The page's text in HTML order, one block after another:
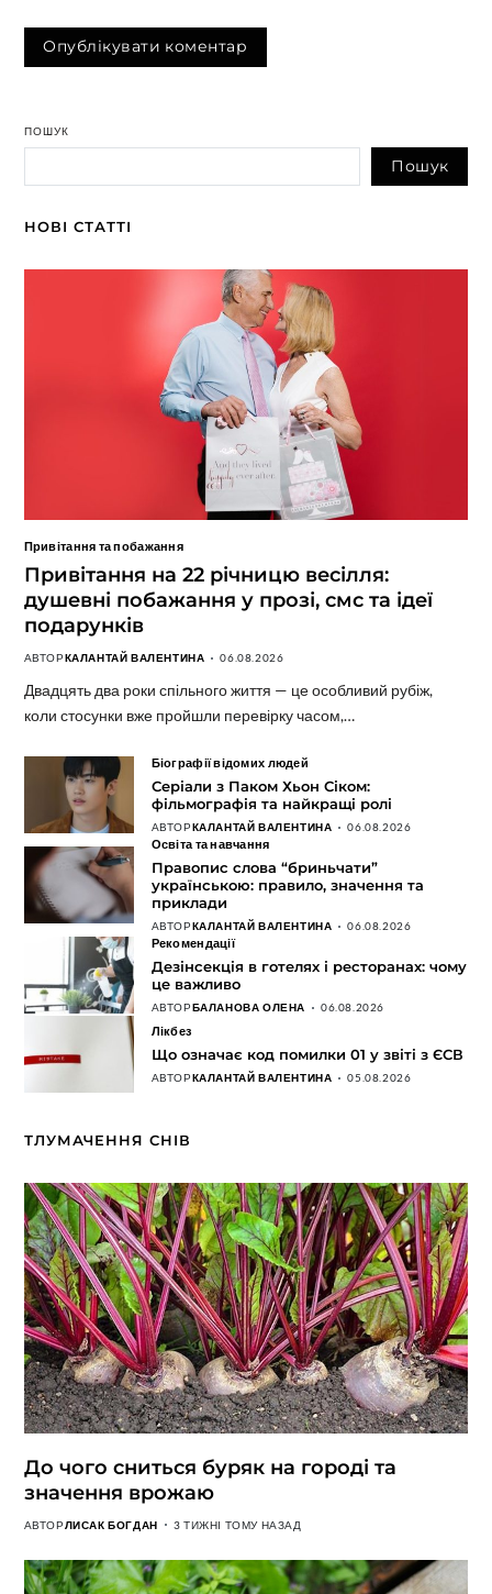
ПОШУК
Пошук
НОВІ СТАТТІ
Привітання та побажання
Привітання на 22 річницю весілля:
душевні побажання у прозі, смс та ідеї
подарунків
АВТОРКАЛАНТАЙ ВАЛЕНТИНА 06.08.2026
Двадцять два роки спільного життя — це особливий рубіж,
коли стосунки вже пройшли перевірку часом,…
Біографії відомих людей
Серіали з Паком Хьон Сіком:
фільмографія та найкращі ролі
АВТОРКАЛАНТАЙ ВАЛЕНТИНА 06.08.2026
Освіта та навчання
Правопис слова “бриньчати”
українською: правило, значення та
приклади
АВТОРКАЛАНТАЙ ВАЛЕНТИНА 06.08.2026
Рекомендації
Дезінсекція в готелях і ресторанах: чому
це важливо
АВТОРБАЛАНОВА ОЛЕНА 06.08.2026
Лікбез
Що означає код помилки 01 у звіті з ЄСВ
АВТОРКАЛАНТАЙ ВАЛЕНТИНА 05.08.2026
ТЛУМАЧЕННЯ СНІВ
До чого сниться буряк на городі та
значення врожаю
АВТОРЛИСАК БОГДАН 3 ТИЖНІ ТОМУ НАЗАД